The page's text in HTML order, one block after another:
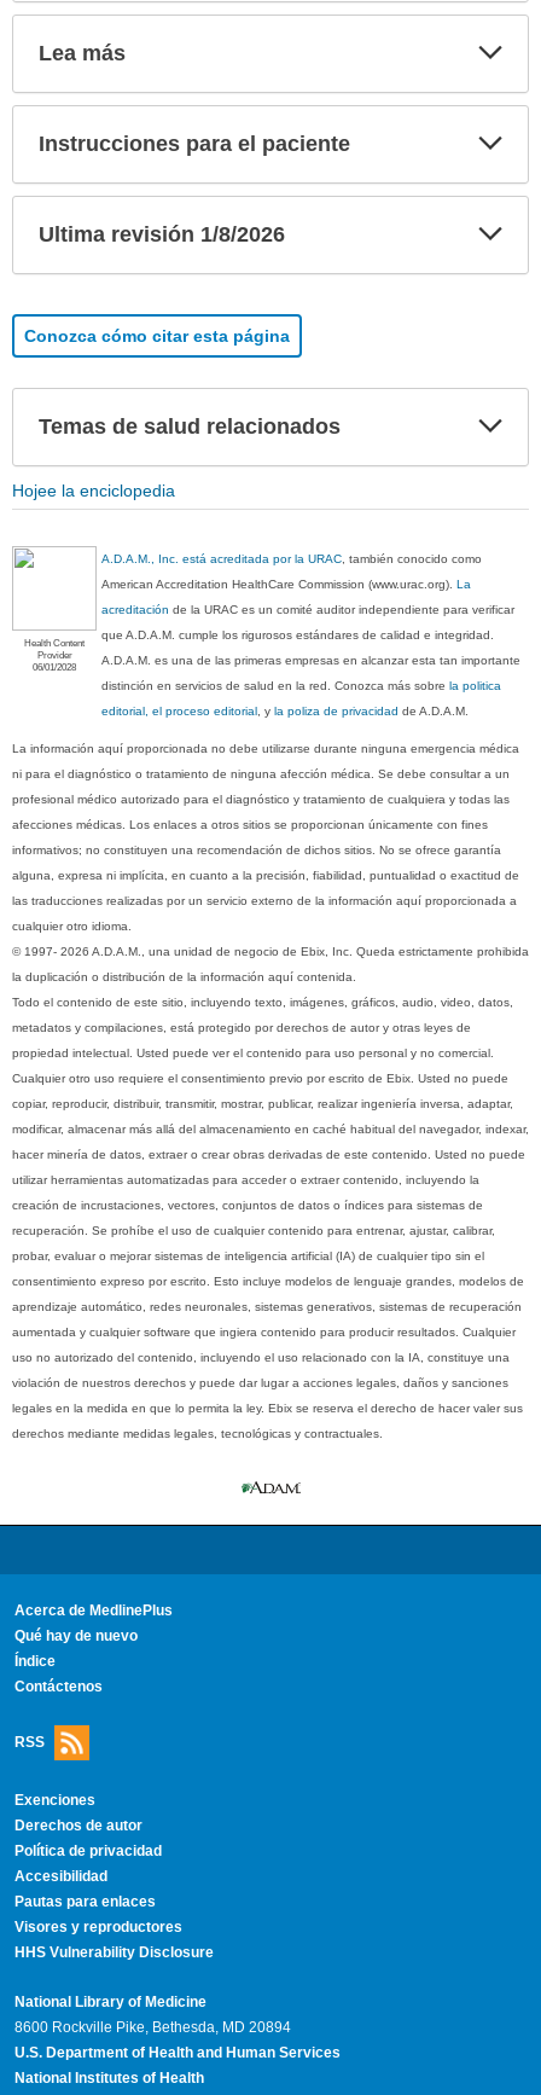
Lea más
Instrucciones para el paciente
Ultima revisión 1/8/2026
Conozca cómo citar esta página
Temas de salud relacionados
Hojee la enciclopedia
Health Content
Provider
06/01/2028
A.D.A.M., Inc. está acreditada por la URAC, también conocido como
American Accreditation HealthCare Commission (www.urac.org).La
acreditación de la URAC es un comité auditor independiente para verificar
que A.D.A.M. cumple los rigurosos estándares de calidad e integridad.
A.D.A.M. es una de las primeras empresas en alcanzar esta tan importante
distinción en servicios de salud en la red. Conozca más sobrela politica
editorial, el proceso editorial, yla poliza de privacidad de A.D.A.M.
La información aquí proporcionada no debe utilizarse durante ninguna emergencia médica
ni para el diagnóstico o tratamiento de ninguna afección médica. Se debe consultar a un
profesional médico autorizado para el diagnóstico y tratamiento de cualquiera y todas las
afecciones médicas. Los enlaces a otros sitios se proporcionan únicamente con fines
informativos; no constituyen una recomendación de dichos sitios. No se ofrece garantía
alguna, expresa ni implícita, en cuanto a la precisión, fiabilidad, puntualidad o exactitud de
las traducciones realizadas por un servicio externo de la información aquí proporcionada a
cualquier otro idioma.
© 1997- 2026 A.D.A.M., una unidad de negocio de Ebix, Inc. Queda estrictamente prohibida
la duplicación o distribución de la información aquí contenida.
Todo el contenido de este sitio, incluyendo texto, imágenes, gráficos, audio, video, datos,
metadatos y compilaciones, está protegido por derechos de autor y otras leyes de
propiedad intelectual. Usted puede ver el contenido para uso personal y no comercial.
Cualquier otro uso requiere el consentimiento previo por escrito de Ebix. Usted no puede
copiar, reproducir, distribuir, transmitir, mostrar, publicar, realizar ingeniería inversa, adaptar,
modificar, almacenar más allá del almacenamiento en caché habitual del navegador, indexar,
hacer minería de datos, extraer o crear obras derivadas de este contenido. Usted no puede
utilizar herramientas automatizadas para acceder o extraer contenido, incluyendo la
creación de incrustaciones, vectores, conjuntos de datos o índices para sistemas de
recuperación. Se prohíbe el uso de cualquier contenido para entrenar, ajustar, calibrar,
probar, evaluar o mejorar sistemas de inteligencia artificial (IA) de cualquier tipo sin el
consentimiento expreso por escrito. Esto incluye modelos de lenguaje grandes, modelos de
aprendizaje automático, redes neuronales, sistemas generativos, sistemas de recuperación
aumentada y cualquier software que ingiera contenido para producir resultados. Cualquier
uso no autorizado del contenido, incluyendo el uso relacionado con la IA, constituye una
violación de nuestros derechos y puede dar lugar a acciones legales, daños y sanciones
legales en la medida en que lo permita la ley. Ebix se reserva el derecho de hacer valer sus
derechos mediante medidas legales, tecnológicas y contractuales.
Acerca de MedlinePlus
Qué hay de nuevo
Índice
Contáctenos
RSS
Exenciones
Derechos de autor
Política de privacidad
Accesibilidad
Pautas para enlaces
Visores y reproductores
HHS Vulnerability Disclosure
National Library of Medicine
8600 Rockville Pike, Bethesda, MD 20894
U.S. Department of Health and Human Services
National Institutes of Health